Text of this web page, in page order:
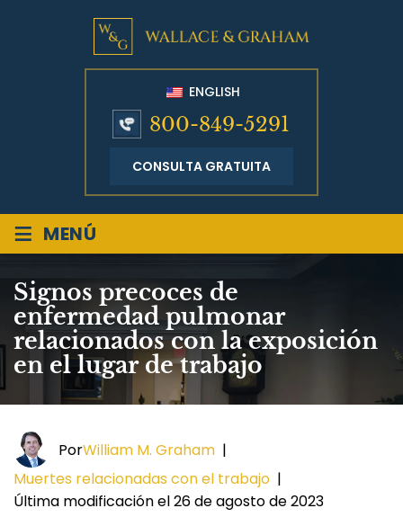
ENGLISH
800-849-5291
CONSULTA GRATUITA
≡ MENÚ
Signos precoces de
enfermedad pulmonar
relacionados con la exposición
en el lugar de trabajo
PorWilliam M. Graham |
Muertes relacionadas con el trabajo |
Última modificación el 26 de agosto de 2023